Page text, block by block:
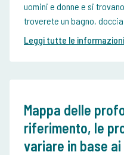
uomini e donne e si
troverete un bagno,
Leggi tutte le informazioni
Mappa delle
riferimento, le
variare in base